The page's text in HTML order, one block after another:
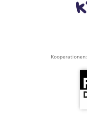
Kooperationen: